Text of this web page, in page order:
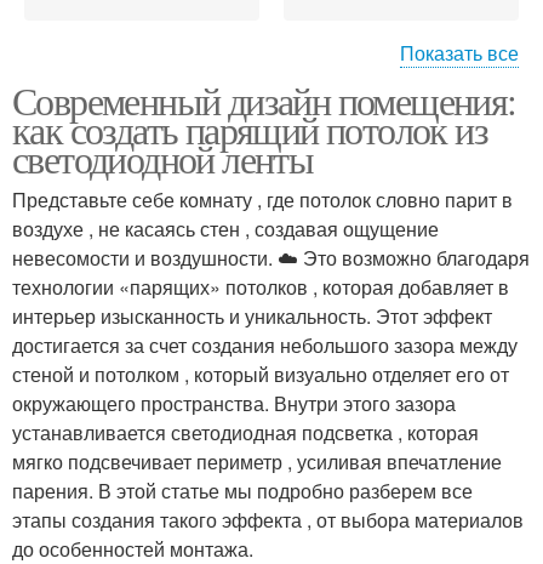
Лента к потолку Потолок в любой
Показать все
Современный дизайн помещения:
как создать парящий потолок из
светодиодной ленты
Представьте себе комнату , где потолок словно парит в
воздухе , не касаясь стен , создавая ощущение
невесомости и воздушности. ☁️ Это возможно благодаря
технологии «парящих» потолков , которая добавляет в
интерьер изысканность и уникальность. Этот эффект
достигается за счет создания небольшого зазора между
стеной и потолком , который визуально отделяет его от
окружающего пространства. Внутри этого зазора
устанавливается светодиодная подсветка , которая
мягко подсвечивает периметр , усиливая впечатление
парения. В этой статье мы подробно разберем все
этапы создания такого эффекта , от выбора материалов
до особенностей монтажа.